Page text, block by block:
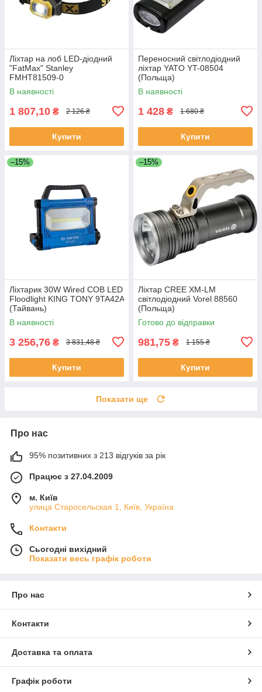
Ліхтар на лоб LED-діодний
"FatMax" Stanley
FMHT81509-0
В наявності
1 807,10 ₴ 2 126 ₴
Купити
Переносний світлодіодний
ліхтар YATO YT-08504
(Польща)
В наявності
1 428 ₴ 1 680 ₴
Купити
–15%
Ліхтарик 30W Wired COB LED
Floodlight KING TONY 9TA42A
(Тайвань)
В наявності
3 256,76 ₴ 3 831,48 ₴
Купити
–15%
Ліхтар CREE XM-LM
світлодіодний Vorel 88560
(Польща)
Готово до відправки
981,75 ₴ 1 155 ₴
Купити
Показати ще
Про нас
95% позитивних з 213 відгуків за рік
Працює з 27.04.2009
м. Київ
улица Старосельская 1, Київ, Україна
Контакти
Сьогодні вихідний
Показати весь графік роботи
Про нас
Контакти
Доставка та оплата
Графік роботи